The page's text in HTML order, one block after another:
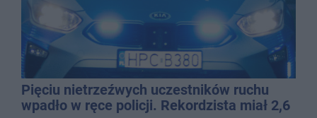
Pięciu nietrzeźwych uczestników ruchu
wpadło w ręce policji. Rekordzista miał 2,6